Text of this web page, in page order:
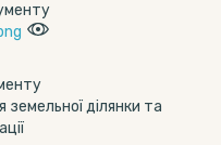
ділянки та